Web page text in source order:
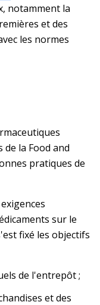
notamment la
et des
les normes
la Food and
pratiques de
sur le
fixé les objectifs
de l'entrepôt ;
et des